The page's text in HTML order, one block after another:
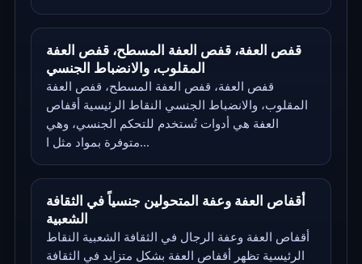
قفص العفة، قفص العفة المسطح، قفص العفة
المقلوب، والانضباط الجنسي
قفص العفة، قفص العفة المسطح، قفص العفة
المقلوب، والانضباط الجنسي النقاط الرئيسية أقفاص
العفة هي أدوات تُستخدم للتحكم الجنسي، وهي
متوفرة بمواد مثل ا...
أقفاص العفة وعفة المتحولين جنسياً في الثقافة
الشعبية
أقفاص العفة وعفة الرجال في الثقافة الشعبية النقاط
الرئيسية تظهر أقفاص العفة بشكل متزايد في الثقافة